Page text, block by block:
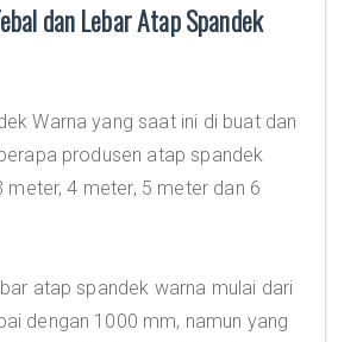
dan Lebar Atap Spandek
Warna yang saat ini di buat dan
produsen atap spandek
meter, 4 meter, 5 meter dan 6
atap spandek warna mulai dari
dengan 1000 mm, namun yang